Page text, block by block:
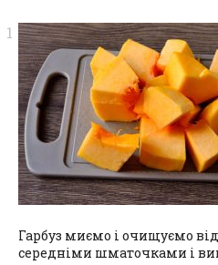
Гарбуз миємо і очищуємо
середніми шматочками і